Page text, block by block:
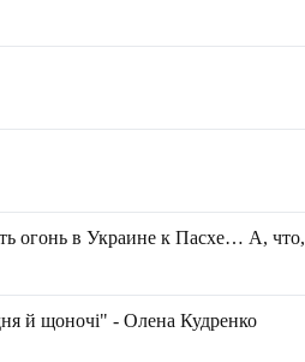
огонь в Украине к Пасхе… А, что,
й щоночі" - Олена Кудренко